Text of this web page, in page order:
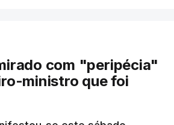
com "peripécia"
ministro que foi